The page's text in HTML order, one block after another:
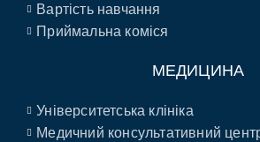
Вартість навчання
Приймальна коміся
МЕДИЦИНА
Університетська клініка
Медичний консультативний